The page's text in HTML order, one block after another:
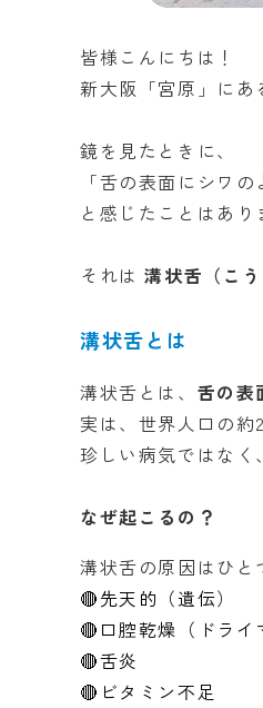
皆様こんにちは！
新大阪「宮原」にあ
鏡を見たときに、
「舌の表面にシワ
と感じたことはあり
それは溝状舌（こう
溝状舌とは
溝状舌とは、 舌の表
実は、世界人口の約
珍しい病気ではなく
なぜ起こるの？
溝状舌の原因はひと
🔴先天的（遺伝）
🔴口腔乾燥（ドライ
🔴舌炎
🔴ビタミン不足